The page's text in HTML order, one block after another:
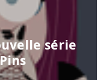
série